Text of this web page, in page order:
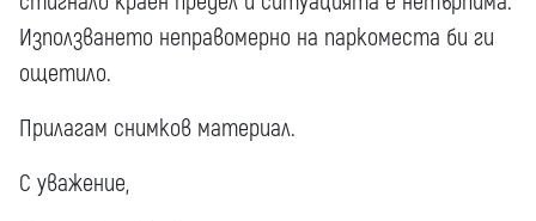
Използването неправомерно на паркоместа би ги
ощетило.
Прилагам снимков материал.
С уважение,